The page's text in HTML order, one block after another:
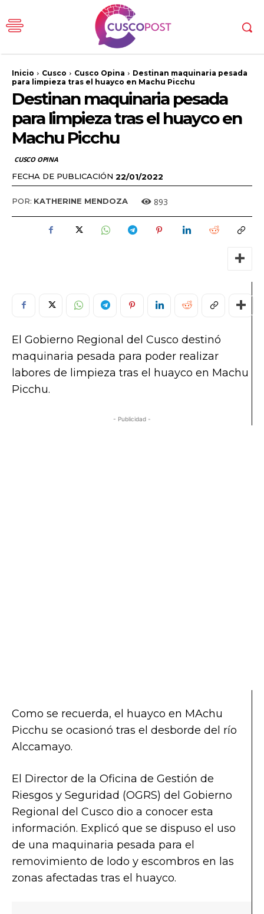
Inicio Cusco Cusco Opina
Destinan maquinaria pesada
para limpieza tras el huayco en Machu Picchu
Destinan maquinaria pesada
para limpieza tras el huayco en
Machu Picchu
CUSCO OPINA
FECHA DE PUBLICACIÓN 22/01/2022
POR: KATHERINE MENDOZA 893
El Gobierno Regional del Cusco destinó
maquinaria pesada para poder realizar
labores de limpieza tras el huayco en Machu
Picchu.
- Publicidad -
Como se recuerda, el huayco en MAchu
Picchu se ocasionó tras el desborde del río
Alccamayo.
El Director de la Oficina de Gestión de
Riesgos y Seguridad (OGRS) del Gobierno
Regional del Cusco dio a conocer esta
información. Explicó que se dispuso el uso
de una maquinaria pesada para el
removimiento de lodo y escombros en las
zonas afectadas tras el huayco.